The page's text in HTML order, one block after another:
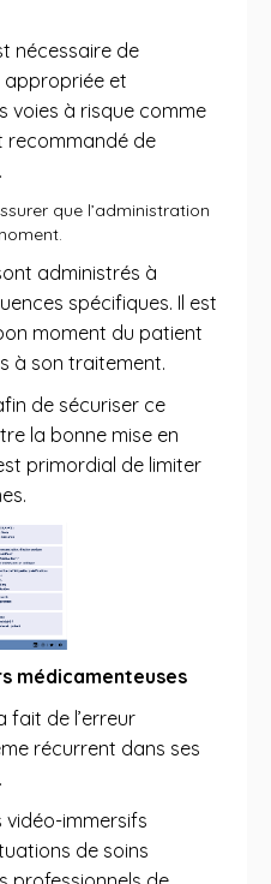
nécessaire de
appropriée et
voies à risque comme
recommandé de
que l’administration
administrés à
spécifiques. Il est
moment du patient
à son traitement.
de sécuriser ce
la bonne mise en
primordial de limiter
médicamenteuses
fait de l’erreur
récurrent dans ses
immersifs
de soins